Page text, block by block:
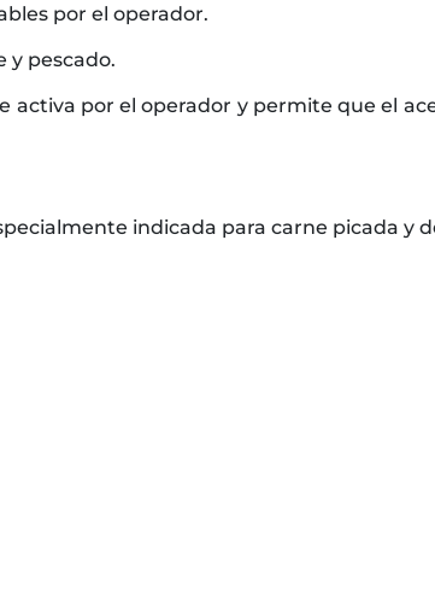
por el operador.
y pescado.
activa por el operador y permite que el
indicada para carne picada y